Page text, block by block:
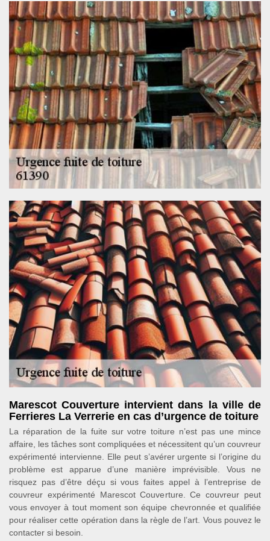
Marescot Couverture intervient dans la ville de
Ferrieres La Verrerie en cas d’urgence de toiture
La réparation de la fuite sur votre toiture n’est pas une mince
affaire, les tâches sont compliquées et nécessitent qu’un couvreur
expérimenté intervienne. Elle peut s’avérer urgente si l’origine du
problème est apparue d’une manière imprévisible. Vous ne
risquez pas d’être déçu si vous faites appel à l’entreprise de
couvreur expérimenté Marescot Couverture. Ce couvreur peut
vous envoyer à tout moment son équipe chevronnée et qualifiée
pour réaliser cette opération dans la règle de l’art. Vous pouvez le
contacter si besoin.